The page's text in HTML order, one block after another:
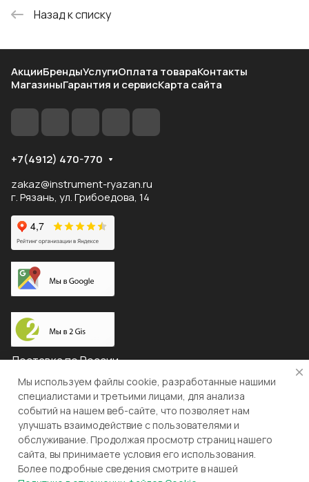
Назад к списку
АкцииБрендыУслугиОплата товараКонтакты
МагазиныГарантия и сервисКарта сайта
+7(4912) 470-770
zakaz@instrument-ryazan.ru
г. Рязань, ул. Грибоедова, 14
Доставка по России
© 2026 "ЛЕВША"
Конфиденциальность
Оферта
Разработка и поддержка gianit.ru
Мы используем файлы cookie, разработанные нашими
специалистами и третьими лицами, для анализа
событий на нашем веб-сайте, что позволяет нам
улучшать взаимодействие с пользователями и
обслуживание. Продолжая просмотр страниц нашего
сайта, вы принимаете условия его использования.
Более подробные сведения смотрите в нашей